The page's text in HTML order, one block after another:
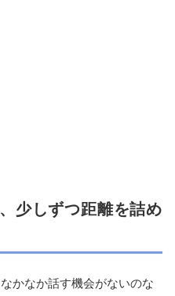
少しずつ距離を詰め
かなか話す機会がないのな